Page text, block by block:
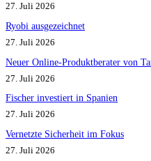
27. Juli 2026
Ryobi ausgezeichnet
27. Juli 2026
Neuer Online-Produktberater von
27. Juli 2026
Fischer investiert in Spanien
27. Juli 2026
Vernetzte Sicherheit im Fokus
27. Juli 2026